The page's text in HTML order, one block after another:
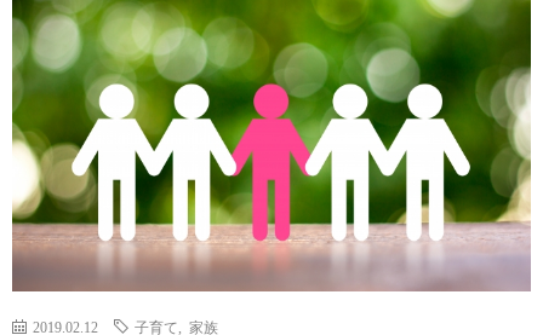
2019.02.12 子育て 家族